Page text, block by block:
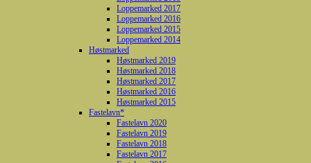
Loppemarked 2017
Loppemarked 2016
Loppemarked 2015
Loppemarked 2014
Høstmarked
Høstmarked 2019
Høstmarked 2018
Høstmarked 2017
Høstmarked 2016
Høstmarked 2015
Fastelavn*
Fastelavn 2020
Fastelavn 2019
Fastelavn 2018
Fastelavn 2017